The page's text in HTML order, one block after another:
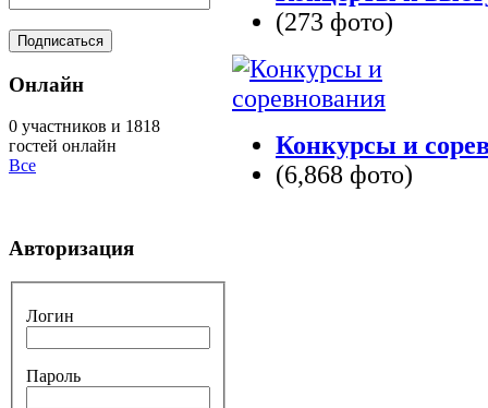
(273 фото)
Конкурсы и
(6,868 фото)
Онлайн
0 участников и 1818
гостей онлайн
Все
Авторизация
Логин
Пароль